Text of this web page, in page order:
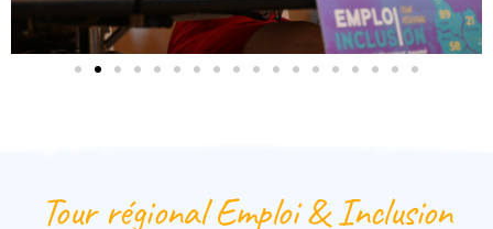
Tour régional Emploi & Inclusion